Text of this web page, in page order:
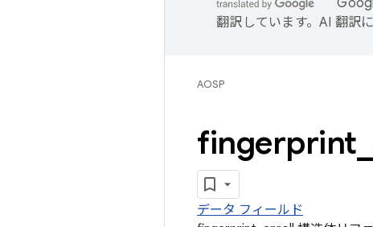
翻訳しています。AI 翻訳
AOSP
fingerprint
データ フィールド